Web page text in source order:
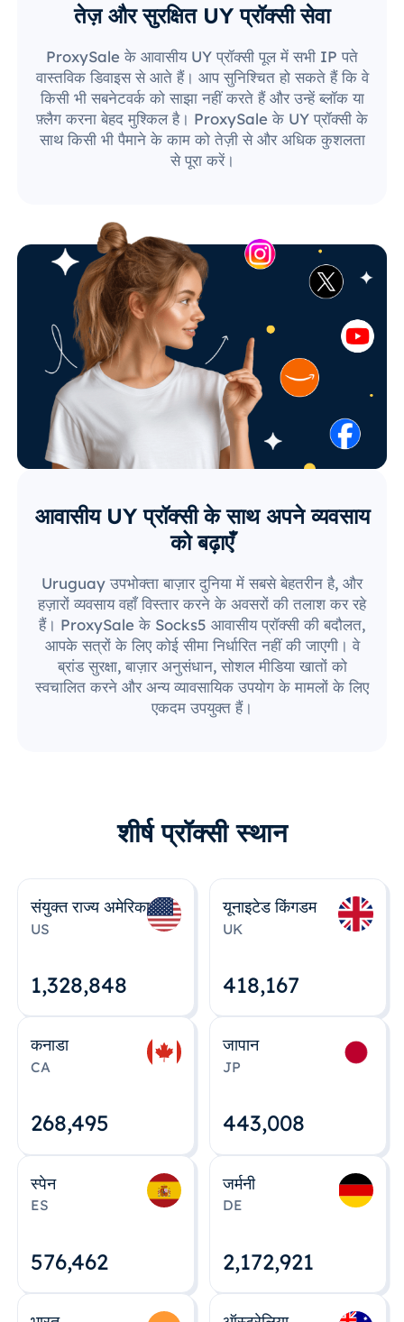
तेज़ और सुरक्षित UY प्रॉक्सी सेवा
ProxySale के आवासीय UY प्रॉक्सी पूल में सभी IP पते
वास्तविक डिवाइस से आते हैं। आप सुनिश्चित हो सकते हैं कि वे
किसी भी सबनेटवर्क को साझा नहीं करते हैं और उन्हें ब्लॉक या
फ़्लैग करना बेहद मुश्किल है। ProxySale के UY प्रॉक्सी के
साथ किसी भी पैमाने के काम को तेज़ी से और अधिक कुशलता
से पूरा करें।
आवासीय UY प्रॉक्सी के साथ अपने व्यवसाय
को बढ़ाएँ
Uruguay उपभोक्ता बाज़ार दुनिया में सबसे बेहतरीन है, और
हज़ारों व्यवसाय वहाँ विस्तार करने के अवसरों की तलाश कर रहे
हैं। ProxySale के Socks5 आवासीय प्रॉक्सी की बदौलत,
आपके सत्रों के लिए कोई सीमा निर्धारित नहीं की जाएगी। वे
ब्रांड सुरक्षा, बाज़ार अनुसंधान, सोशल मीडिया खातों को
स्वचालित करने और अन्य व्यावसायिक उपयोग के मामलों के लिए
एकदम उपयुक्त हैं।
शीर्ष प्रॉक्सी स्थान
संयुक्त राज्य अमेरिका
US
1,328,848
यूनाइटेड किंगडम
UK
418,167
कनाडा
CA
268,495
जापान
JP
443,008
स्पेन
ES
576,463
जर्मनी
DE
2,172,922